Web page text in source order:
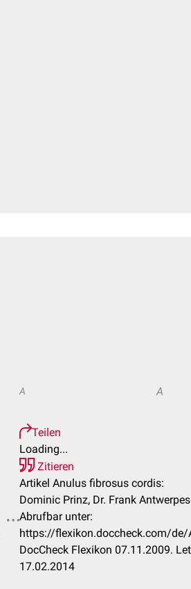
A A
Teilen
Loading...
Zitieren
Artikel Anulus fibrosus cordis:
Dominic Prinz, Dr. Frank Antwerpes
Abrufbar unter:
https://flexikon.doccheck.com/de/
DocCheck Flexikon 07.11.2009.
17.02.2014